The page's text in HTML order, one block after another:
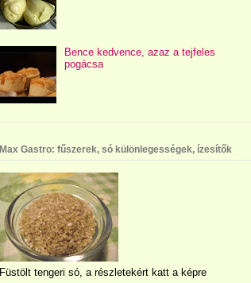
Bence kedvence, azaz a tejfeles
pogácsa
Max Gastro: fűszerek, só különlegességek, ízesítők
Füstölt tengeri só, a részletekért katt a képre